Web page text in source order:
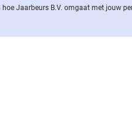
hoe Jaarbeurs B.V. omgaat met jouw